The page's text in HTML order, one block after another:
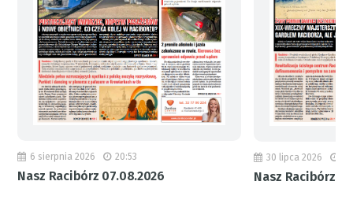
6 sierpnia 2026 20:53
Nasz Racibórz 07.08.2026
30 lipca 2026
Nasz Racibórz